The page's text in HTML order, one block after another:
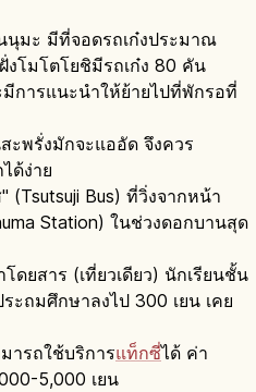
นุมะ มีที่จอดรถเก๋งประมาณ
โมโตโยชิมีรถเก๋ง 80 คัน
การแนะนำให้ย้ายไปที่พักรอที่
ะพรั่งมักจะแออัด จึงควร
ด้ง่าย
Bus) ที่วิ่งจากหน้า
Station) ในช่วงดอกบานสุด
ดยสาร (เที่ยวเดียว) นักเรียนชั้น
ะถมศึกษาลงไป 300 เยน เคย
ารถใช้บริการแท็กซี่ได้ ค่า
5,000 เยน